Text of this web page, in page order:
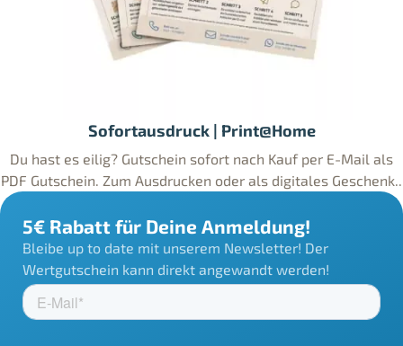
Sofortausdruck | Print@Home
Du hast es eilig? Gutschein sofort nach Kauf per E-Mail als
PDF Gutschein. Zum Ausdrucken oder als digitales Geschenk..
5€ Rabatt für Deine Anmeldung!
Bleibe up to date mit unserem Newsletter! Der
Wertgutschein kann direkt angewandt werden!